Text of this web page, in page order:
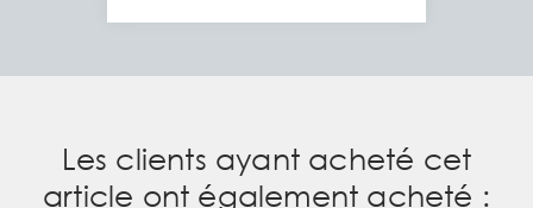
Les clients ayant acheté cet
article ont également acheté :